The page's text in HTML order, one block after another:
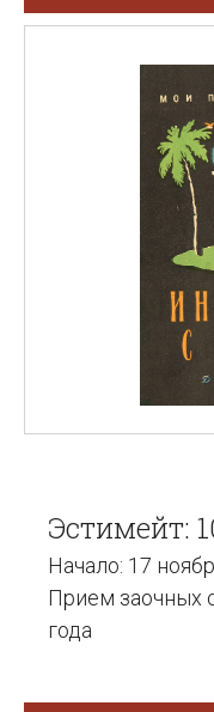
Эстимейт:
Начало: 17
Прием заочных
года